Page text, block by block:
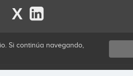
X
Si continúa navegando,